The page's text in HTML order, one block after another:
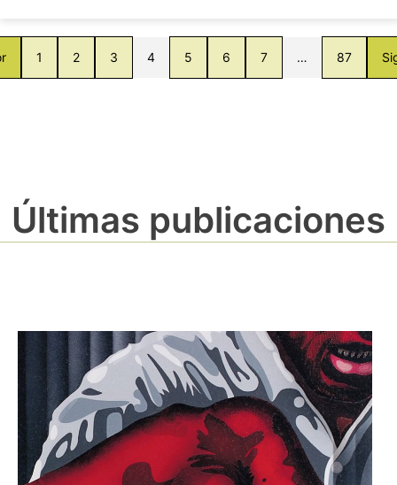
1 2 3 4 5 6 7 … 87
Últimas publicaciones